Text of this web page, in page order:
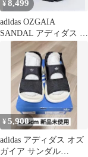
¥8,499
adidas OZGAIA
SANDAL アディダス オ
ズガイア サンダル 22
¥5,900
adidas アディダス オズ
ガイア サンダル